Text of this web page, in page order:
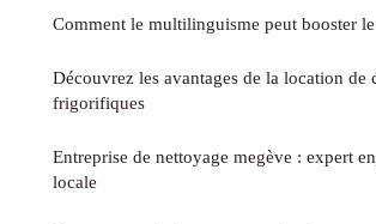
Comment le multilinguisme peut booster
Découvrez les avantages de la location de
frigorifiques
Entreprise de nettoyage megève : expert
locale